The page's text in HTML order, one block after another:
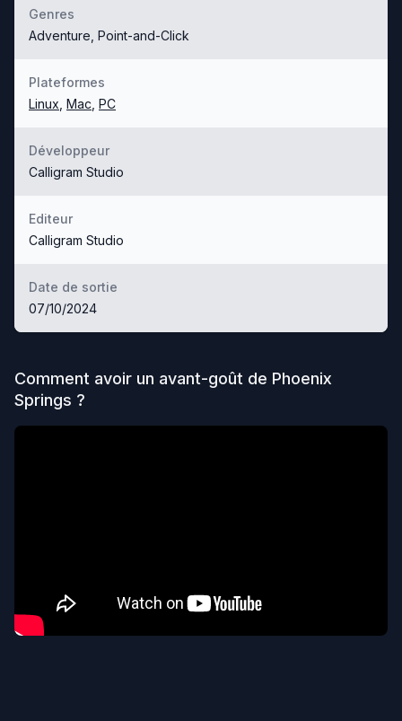
Genres
Adventure, Point-and-Click
Plateformes
Linux Mac PC
Développeur
Calligram Studio
Editeur
Calligram Studio
Date de sortie
07/10/2024
Comment avoir un avant-goût de Phoenix
Springs ?